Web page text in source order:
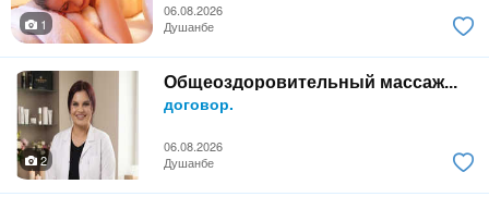
06.08.2026
1
Душанбе
Общеоздоровительный массаж...
договор.
06.08.2026
2
Душанбе